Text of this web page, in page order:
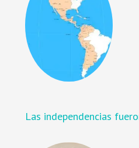
Las independencias